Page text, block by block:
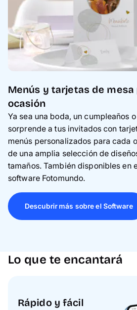
Menús y tarjetas de mesa
ocasión
Ya sea una boda, un cumpleaños
sorprende a tus invitados con
menús personalizados para cada
de una amplia selección de
tamaños. También disponibles en
software Fotomundo.
Descubrir más sobre el Software
Lo que te encantará
Rápido y fácil